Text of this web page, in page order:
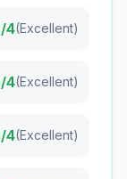
/4(Excellent)
/4(Excellent)
/4(Excellent)